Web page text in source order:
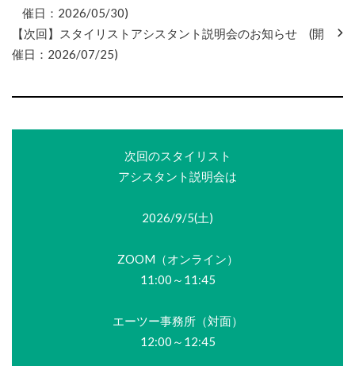
催日：2026/05/30)
【次回】スタイリストアシスタント説明会のお知らせ (開
催日：2026/07/25)
次回のスタイリスト
アシスタント説明会は
2026/9/5(土)
ZOOM（オンライン）
11:00～11:45
エーツー事務所（対面）
12:00～12:45